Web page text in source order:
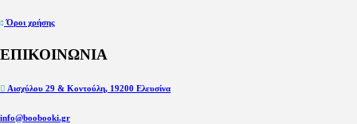
Όροι χρήσης
ΕΠΙΚΟΙΝΩΝΙΑ
Αισχύλου 29 & Κοντούλη, 19200 Ελευσίνα
info@boobooki.gr